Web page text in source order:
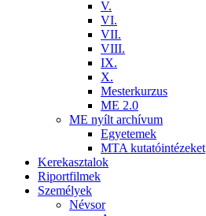
V.
VI.
VII.
VIII.
IX.
X.
Mesterkurzus
ME 2.0
ME nyílt archívum
Egyetemek
MTA kutatóintézeket
Kerekasztalok
Riportfilmek
Személyek
Névsor